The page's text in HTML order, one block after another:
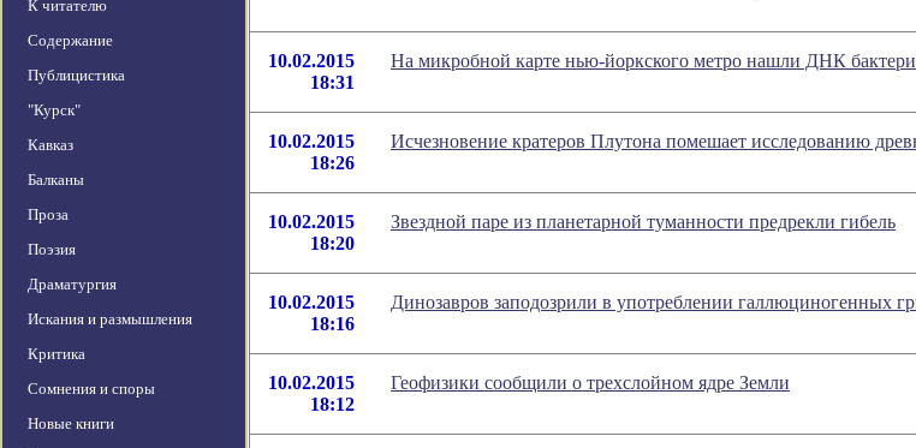
К читателю
Содержание
Публицистика
"Курск"
Кавказ
Балканы
Проза
Поэзия
Драматургия
Искания и размышления
Критика
Сомнения и споры
Новые книги
10.02.2015
18:31
На микробной карте нью-йоркского метро нашли ДНК
10.02.2015
18:26
Исчезновение кратеров Плутона помешает исследованию
10.02.2015
18:20
Звездной паре из планетарной туманности предрекли гибель
10.02.2015
18:16
Динозавров заподозрили в употреблении галлюциногенных
10.02.2015
18:12
Геофизики сообщили о трехслойном ядре Земли